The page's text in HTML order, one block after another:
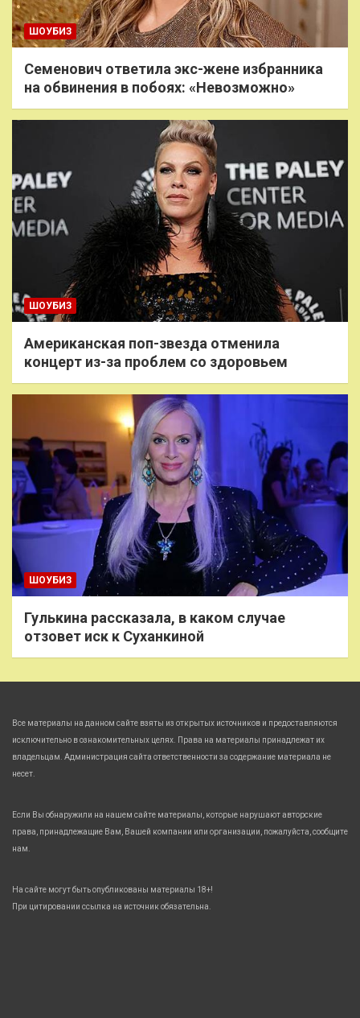
ШОУБИЗ
Семенович ответила экс-жене избранника
на обвинения в побоях: «Невозможно»
ШОУБИЗ
Американская поп-звезда отменила
концерт из-за проблем со здоровьем
ШОУБИЗ
Гулькина рассказала, в каком случае
отзовет иск к Суханкиной
Все материалы на данном сайте взяты из открытых источников и предоставляются
исключительно в ознакомительных целях. Права на материалы принадлежат их
владельцам. Администрация сайта ответственности за содержание материала не
несет.
Если Вы обнаружили на нашем сайте материалы, которые нарушают авторские
права, принадлежащие Вам, Вашей компании или организации, пожалуйста, сообщите
нам.
На сайте могут быть опубликованы материалы 18+!
При цитировании ссылка на источник обязательна.